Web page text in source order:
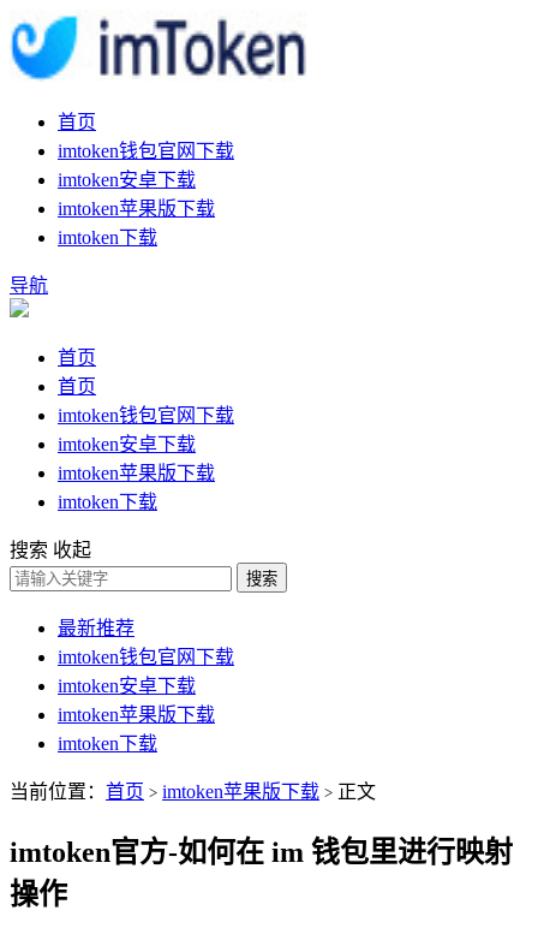
首页
imtoken钱包官网下载
imtoken安卓下载
imtoken苹果版下载
imtoken下载
导航
首页
首页
imtoken钱包官网下载
imtoken安卓下载
imtoken苹果版下载
imtoken下载
搜索 收起
搜索
最新推荐
imtoken钱包官网下载
imtoken安卓下载
imtoken苹果版下载
imtoken下载
当前位置： 首页 > imtoken苹果版下载 > 正文
imtoken官方-如何在 im 钱包里进行映射
操作